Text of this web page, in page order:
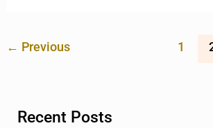
← Previous 1
Recent Posts